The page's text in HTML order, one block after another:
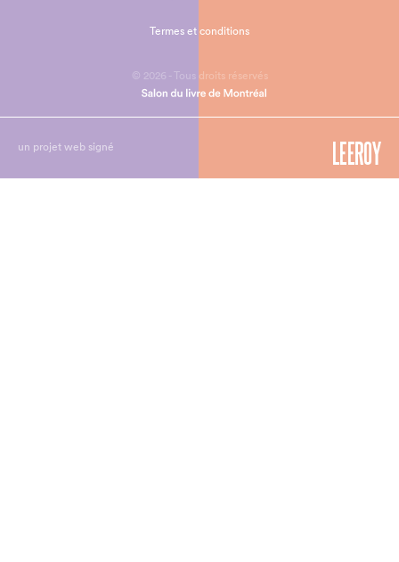
© 2026 - Tous droits réservés
Termes et conditions
un projet web signé